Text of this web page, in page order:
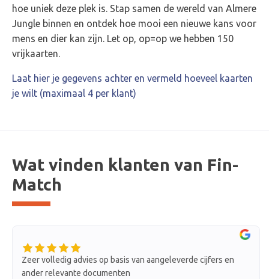
hoe uniek deze plek is. Stap samen de wereld van Almere
Jungle binnen en ontdek hoe mooi een nieuwe kans voor
mens en dier kan zijn. Let op, op=op we hebben 150
vrijkaarten.
Laat hier je gegevens achter en vermeld hoeveel kaarten
je wilt (maximaal 4 per klant)
Wat vinden klanten van Fin-
Match
Zeer volledig advies op basis van aangeleverde cijfers en
ander relevante documenten